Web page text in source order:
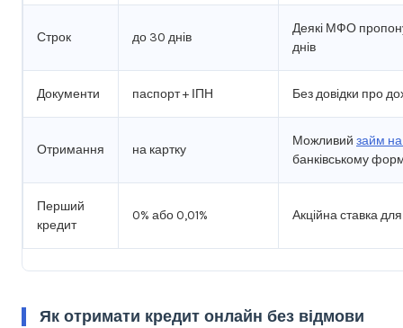
Строк до 30 днів
Деякі МФО
днів
Документи паспорт + ІПН Без довідки про
Отримання на картку
Можливий займ на
банківському
Перший
кредит
0% або 0,01% Акційна ставка для
Як отримати кредит онлайн без відмови